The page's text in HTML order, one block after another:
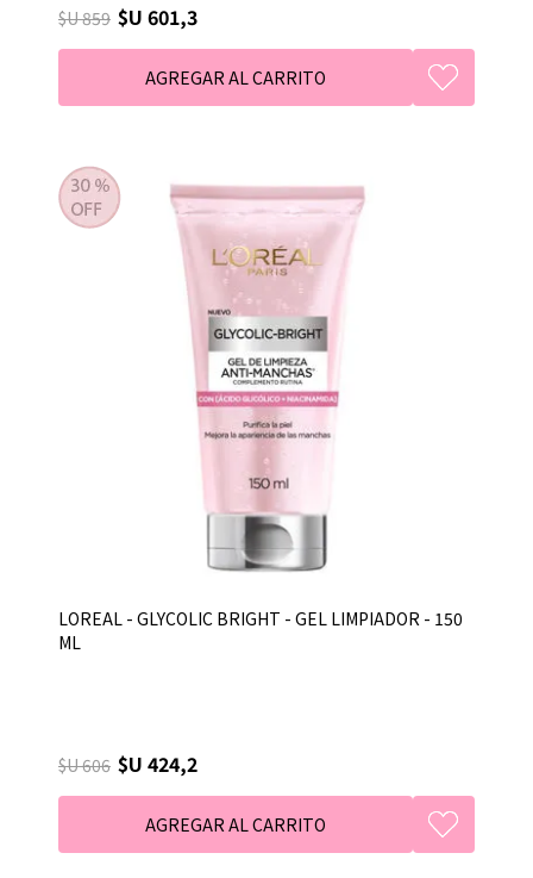
$U 859 $U 601,3
LOREAL - GLYCOLIC BRIGHT - GEL LIMPIADOR - 150
ML
$U 606 $U 424,2